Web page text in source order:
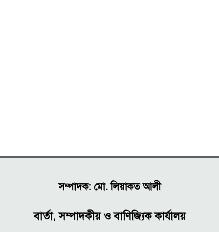
সম্পাদক: মো. লিয়াকত আলী
বার্তা, সম্পাদকীয় ও বাণিজ্যিক কার্যালয়